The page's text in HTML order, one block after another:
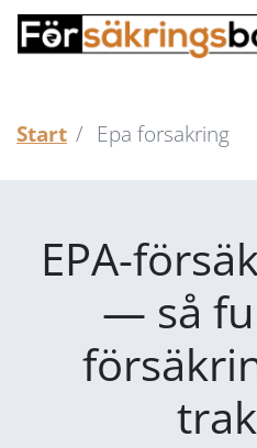
Start Epa forsakring
EPA-
— så